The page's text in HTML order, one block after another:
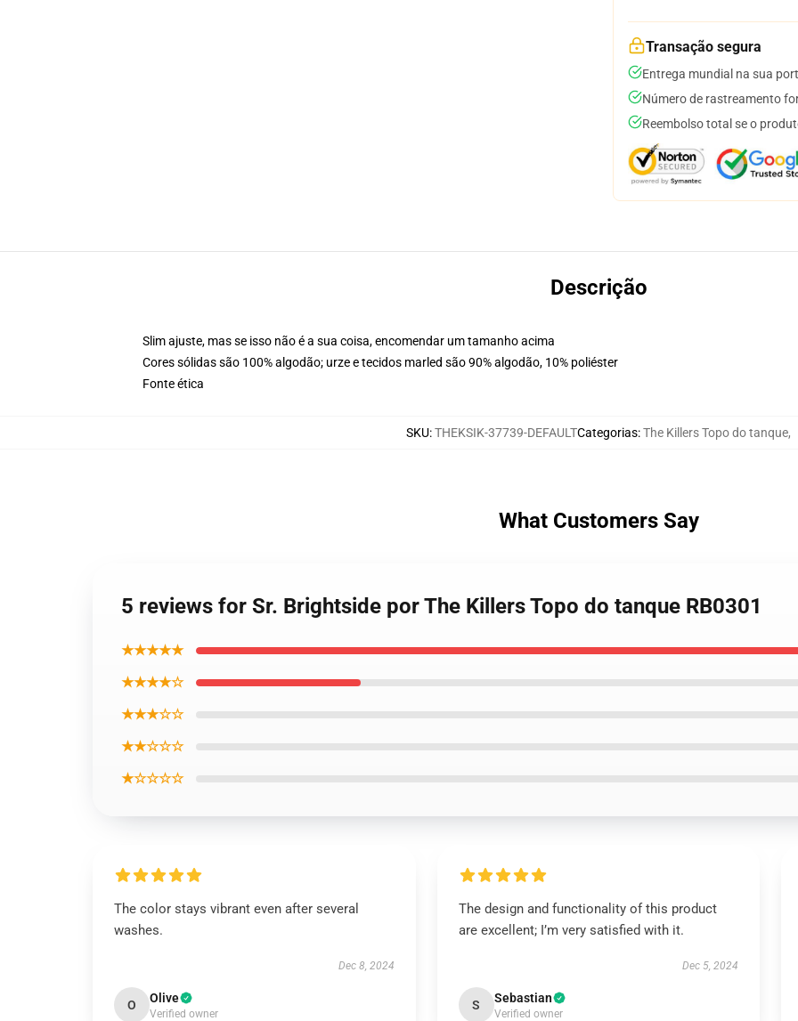
Transação segura
Entrega mundial na sua
Número de rastreamento
Reembolso total se o
Descrição
Slim ajuste, mas se isso não é a sua coisa, encomendar um tamanho acima
Cores sólidas são 100% algodão; urze e tecidos marled são 90% algodão, 10% poliéster
Fonte ética
SKU:THEKSIK-37739-DEFAULTCategorias:The Killers Topo do tanque,
What Customers Say
5 reviews for Sr. Brightside por The Killers Topo do tanque RB0301
★★★★★
★★★★☆
★★★☆☆
★★☆☆☆
★☆☆☆☆
The color stays vibrant even after several
washes.
Dec 8, 2024
O Olive
Verified owner
The design and functionality of this product
are excellent; I’m very satisfied with it.
Dec 5, 2024
S Sebastian
Verified owner